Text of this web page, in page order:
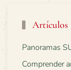
Artículos
Panoramas
Comprender